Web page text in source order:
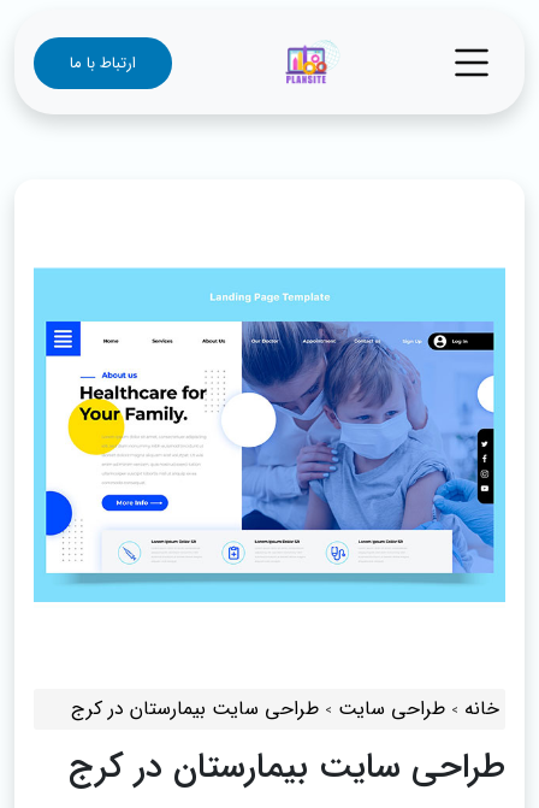
ارتباط با ما
خانه طراحی سایت طراحی سایت بیمارستان در کرج
طراحی سایت بیمارستان در کرج